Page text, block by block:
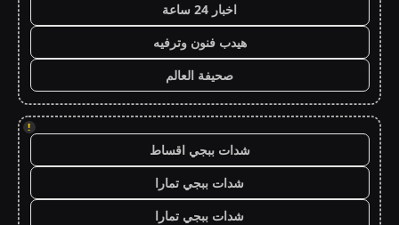
اخبار 24 ساعة
هيدب فنون وترفيه
صحيفة العالم
!
شدات ببجي اقساط
شدات ببجي تمارا
شدات ببجي تمارا